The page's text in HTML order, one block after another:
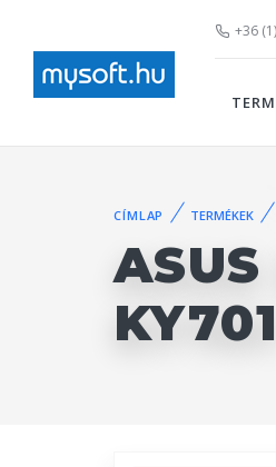
+36
CÍMLAP TERMÉKEK